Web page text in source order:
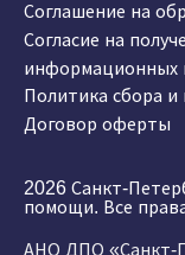
Соглашение на
Согласие на
информационных
Политика сбора и
Договор оферты
2026 Санкт-
помощи. Все
АНО ДПО «Санкт-